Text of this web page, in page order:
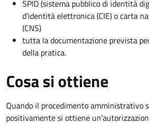
SPID (sistema pubblico di identità
d’identità elettronica (CIE) o carta
(CNS)
tutta la documentazione prevista
della pratica.
Cosa si ottiene
Quando il procedimento amministrativo
positivamente si ottiene